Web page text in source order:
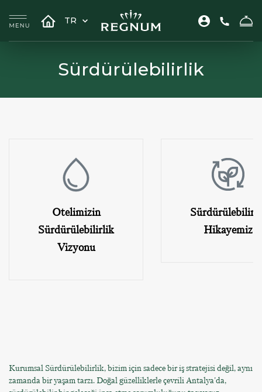
TR
Sürdürülebilirlik
Otelimizin
Sürdürülebilirlik
Vizyonu
Hikayemiz
Kurumsal Sürdürülebilirlik, bizim için sadece bir iş stratejisi değil, aynı
zamanda bir yaşam tarzı. Doğal güzelliklerle çevrili Antalya'da,